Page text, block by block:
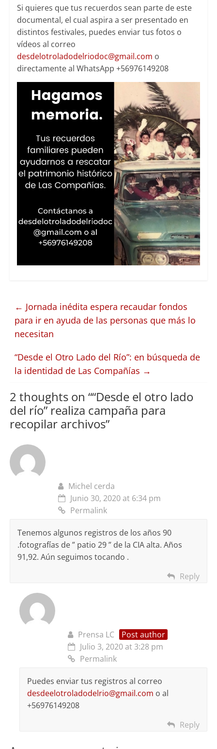
Si quieres que tus recuerdos sean parte de este
documental, el cual aspira a ser presentado en
distintos festivales, puedes enviar tus fotos o
vídeos al correo
desdelotroladodelriodoc@gmail.com o
directamente al WhatsApp +56976149208
← Jornada inédita espera recaudar fondos
para ir en ayuda de las personas que más lo
necesitan
“Desde el Otro Lado del Río”: en búsqueda de
la identidad de Las Compañías →
2 thoughts on ““Desde el otro lado
del río” realiza campaña para
recopilar archivos”
Michel cerda
Junio 30, 2020 at 6:34 pm
Permalink
Tenemos algunos registros de los años 90
.fotografías de ” patio 29 ” de la CIA alta. Años
91,92. Aún seguimos tocando .
Reply
Prensa LC
Post author
Julio 3, 2020 at 3:28 pm
Permalink
Puedes enviar tus registros al correo
desdeelotroladodelrio@gmail.com o al
+56976149208
Reply